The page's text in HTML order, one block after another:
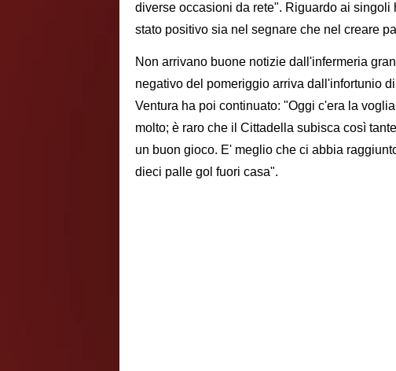
diverse occasioni da rete". Riguardo ai
stato positivo sia nel segnare che nel creare
Non arrivano buone notizie dall'infermeria
negativo del pomeriggio arriva dall'infortunio
Ventura ha poi continuato: "Oggi c'era la
molto; è raro che il Cittadella subisca così
un buon gioco. E' meglio che ci abbia
dieci palle gol fuori casa".